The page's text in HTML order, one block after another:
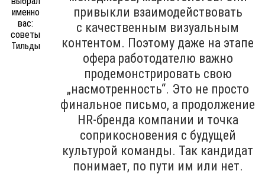
привыкли взаимодействовать
с качественным визуальным
контентом. Поэтому даже на этапе
офера работодателю важно
продемонстрировать свою
„насмотренность“. Это не просто
финальное письмо, а продолжение
HR-бренда компании и точка
соприкосновения с будущей
культурой команды. Так кандидат
понимает, по пути им или нет.